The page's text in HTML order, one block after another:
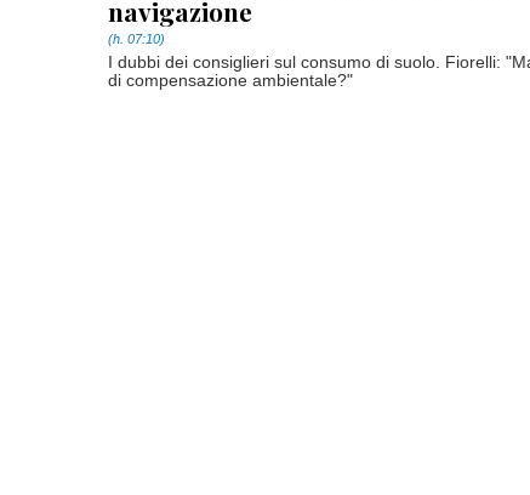
navigazione
(h. 07:10)
I dubbi dei consiglieri sul consumo di suolo. Fiorelli:
di compensazione ambientale?"